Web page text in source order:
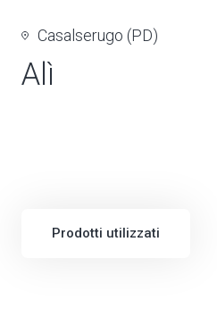
Casalserugo (PD)
Alì
Prodotti utilizzati